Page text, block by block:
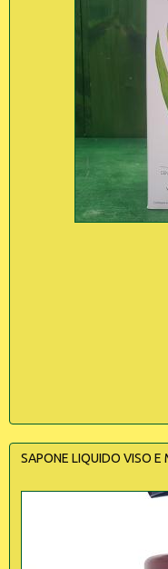
SAPONE LIQUIDO VISO E